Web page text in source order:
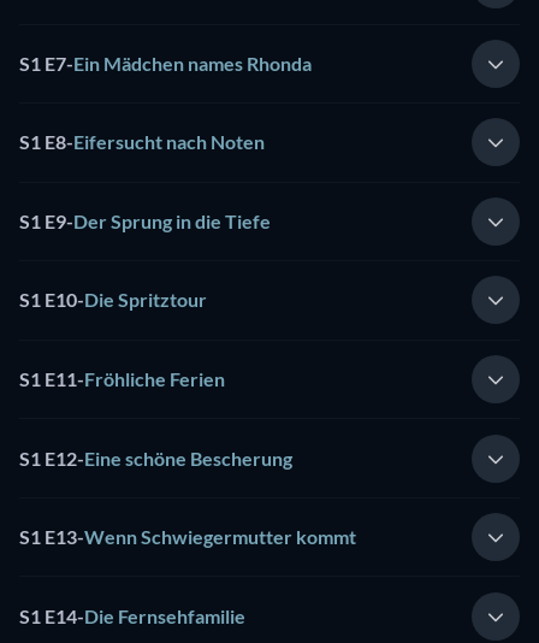
S1 E7-Ein Mädchen names Rhonda
S1 E8-Eifersucht nach Noten
S1 E9-Der Sprung in die Tiefe
S1 E10-Die Spritztour
S1 E11-Fröhliche Ferien
S1 E12-Eine schöne Bescherung
S1 E13-Wenn Schwiegermutter kommt
S1 E14-Die Fernsehfamilie